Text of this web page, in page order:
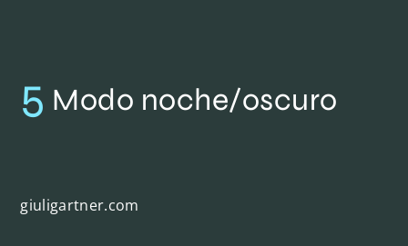
5 Modo noche/oscuro
giuligartner.com